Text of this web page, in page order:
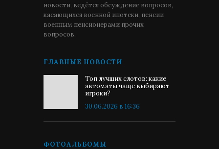
новости, ведётся обсуждение вопросов,
касающихся военной ипотеки, пенсии
военным пенсионерами прочих
вопросов.
ГЛАВНЫЕ НОВОСТИ
Топ лучших слотов: какие
автоматы чаще выбирают
игроки?
30.06.2026 в 16:36
ФОТОАЛЬБОМЫ